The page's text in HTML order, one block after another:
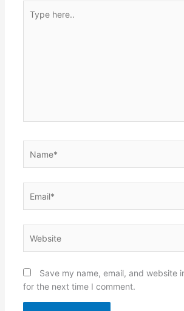
here..
Save my name, email, and website
for the next time I comment.